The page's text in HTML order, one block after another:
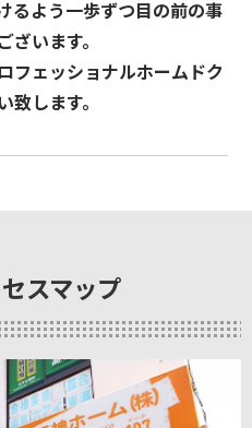
るよう一歩ずつ目の前の事
います。
フェッショナルホームドク
い致します。
スマップ